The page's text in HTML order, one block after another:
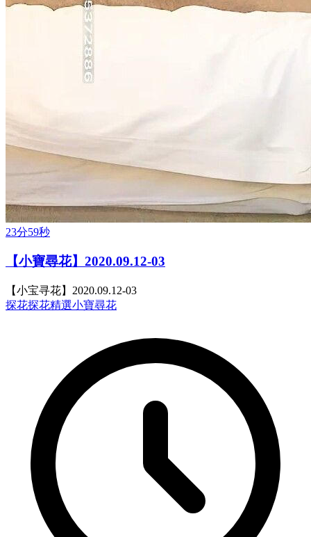
23分59秒
【小寶尋花】2020.09.12-03
【小宝寻花】2020.09.12-03
探花探花精選小寶尋花